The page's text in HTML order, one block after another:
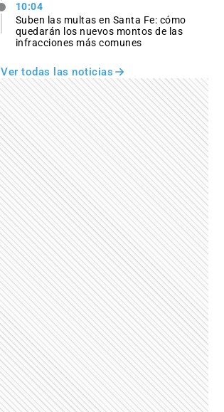
10:04
Suben las multas en Santa Fe: cómo
quedarán los nuevos montos de las
infracciones más comunes
Ver todas las noticias